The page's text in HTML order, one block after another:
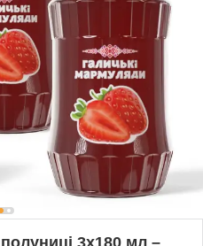
3х180 мл –